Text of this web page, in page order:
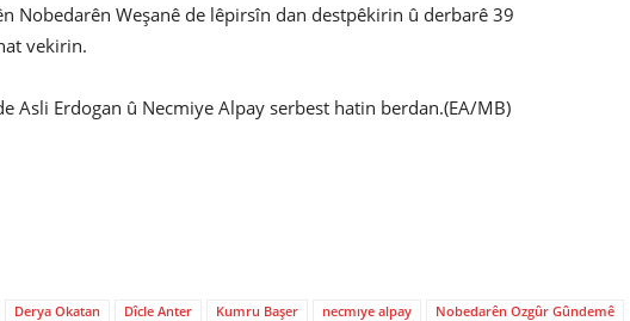
Nobedarên Weşanê de lêpirsîn dan destpêkirin û derbarê 39
vekirin.
Asli Erdogan û Necmiye Alpay serbest hatin berdan.(EA/MB)
Derya Okatan Dîcle Anter Kumru Başer necmıye alpay Nobedarên Ozgûr Gûndemê